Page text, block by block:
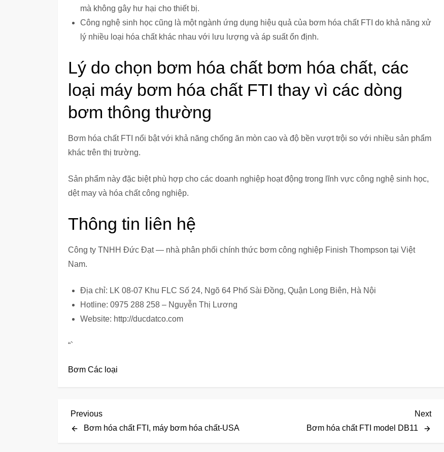
mà không gây hư hại cho thiết bị.
Công nghệ sinh học cũng là một ngành ứng dụng hiệu quả của bơm hóa chất FTI do khả năng xử
lý nhiều loại hóa chất khác nhau với lưu lượng và áp suất ổn định.
Lý do chọn bơm hóa chất bơm hóa chất, các
loại máy bơm hóa chất FTI thay vì các dòng
bơm thông thường
Bơm hóa chất FTI nổi bật với khả năng chống ăn mòn cao và độ bền vượt trội so với nhiều sản phẩm
khác trên thị trường.
Sản phẩm này đặc biệt phù hợp cho các doanh nghiệp hoạt động trong lĩnh vực công nghệ sinh học,
dệt may và hóa chất công nghiệp.
Thông tin liên hệ
Công ty TNHH Đức Đạt — nhà phân phối chính thức bơm công nghiệp Finish Thompson tại Việt
Nam.
Địa chỉ: LK 08-07 Khu FLC Số 24, Ngõ 64 Phố Sài Đồng, Quận Long Biên, Hà Nội
Hotline: 0975 288 258 – Nguyễn Thị Lương
Website: http://ducdatco.com
“`
Bơm Các loại
Đ
Previous
Post
Previous
Bơm hóa chất FTI, máy bơm hóa chất-USA
Next
Next
Bơm hóa chất FTI model DB11